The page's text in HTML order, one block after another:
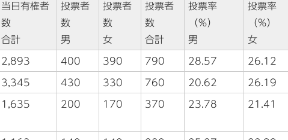
当日有権者
数
合計
投票者
数
男
投票者
数
女
投票者
数
合計
投票率
（％）
男
投票率
（％）
女
2,893 400 390 790 28.57 26.12
3,345 430 330 760 20.62 26.19
1,635 200 170 370 23.78 21.41